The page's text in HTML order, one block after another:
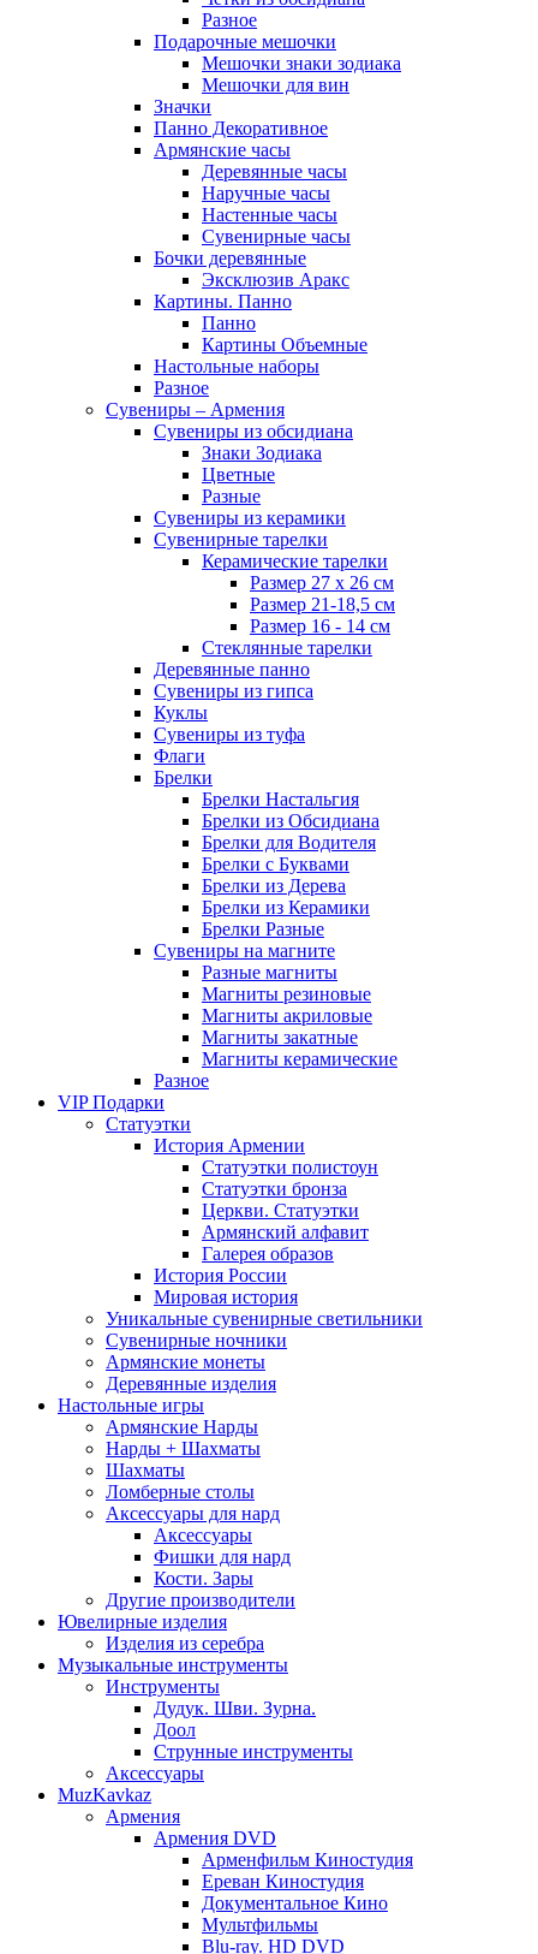
Разное
Подарочные мешочки
Мешочки знаки зодиака
Мешочки для вин
Значки
Панно Декоративное
Армянские часы
Деревянные часы
Наручные часы
Настенные часы
Сувенирные часы
Бочки деревянные
Эксклюзив Аракс
Картины. Панно
Панно
Картины Объемные
Настольные наборы
Разное
Сувениры – Армения
Сувениры из обсидиана
Знаки Зодиака
Цветные
Разные
Сувениры из керамики
Сувенирные тарелки
Керамические тарелки
Размер 27 х 26 см
Размер 21-18,5 см
Размер 16 - 14 см
Стеклянные тарелки
Деревянные панно
Сувениры из гипса
Куклы
Сувениры из туфа
Флаги
Брелки
Брелки Настальгия
Брелки из Обсидиана
Брелки для Водителя
Брелки с Буквами
Брелки из Дерева
Брелки из Керамики
Брелки Разные
Сувениры на магните
Разные магниты
Магниты резиновые
Магниты акриловые
Магниты закатные
Магниты керамические
Разное
VIP Подарки
Статуэтки
История Армении
Статуэтки полистоун
Статуэтки бронза
Церкви. Статуэтки
Армянский алфавит
Галерея образов
История России
Мировая история
Уникальные сувенирные светильники
Сувенирные ночники
Армянские монеты
Деревянные изделия
Настольные игры
Армянские Нарды
Нарды + Шахматы
Шахматы
Ломберные столы
Аксессуары для нард
Аксессуары
Фишки для нард
Кости. Зары
Другие производители
Ювелирные изделия
Изделия из серебра
Музыкальные инструменты
Инструменты
Дудук. Шви. Зурна.
Доол
Струнные инструменты
Аксессуары
MuzKavkaz
Армения
Армения DVD
Арменфильм Киностудия
Ереван Киностудия
Документальное Кино
Мультфильмы
Blu-ray. HD DVD